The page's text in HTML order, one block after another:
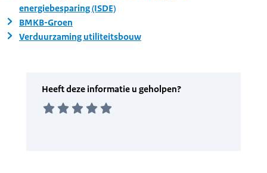
energiebesparing (ISDE)
BMKB-Groen
Verduurzaming utiliteitsbouw